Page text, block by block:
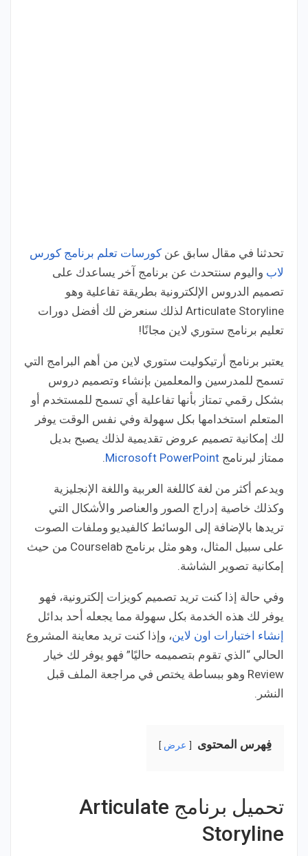
تحدثنا في مقال سابق عن كورسات تعلم برنامج كورس
لاب واليوم سنتحدث عن برنامج آخر يساعدك على
تصميم الدروس الإلكترونية بطريقة تفاعلية وهو
Articulate Storyline لذلك سنعرض لك أفضل دورات
تعليم برنامج ستوري لاين مجانًا!
يعتبر برنامج أرتيكوليت ستوري لاين من أهم البرامج التي
تسمح للمدرسين والمعلمين بإنشاء وتصميم دروس
بشكل رقمي تمتاز بأنها تفاعلية أي تسمح للمستخدم أو
المتعلم استخدامها بكل سهولة وفي نفس الوقت يوفر
لك إمكانية تصميم عروض تقديمية لذلك يصبح بديل
ممتاز لبرنامج Microsoft PowerPoint
.
ويدعم أكثر من لغة كاللغة العربية واللغة الإنجليزية
وكذلك خاصية إدراج الصور والعناصر والأشكال التي
تريدها بالإضافة إلى الوسائط كالفيديو وملفات الصوت
على سبيل المثال، وهو مثل برنامج Courselab من حيث
إمكانية تصوير الشاشة.
وفي حالة إذا كنت تريد تصميم كويزات إلكترونية، فهو
يوفر لك هذه الخدمة بكل سهولة مما يجعله أحد بدائل
إنشاء اختبارات اون لاين، وإذا كنت تريد معاينة المشروع
الحالي “الذي تقوم بتصميمه حاليًا” فهو يوفر لك خيار
Review وهو ببساطة يختص في مراجعة الملف قبل
النشر.
فِهرس المحتوى عرض
تحميل برنامج Articulate
Storyline